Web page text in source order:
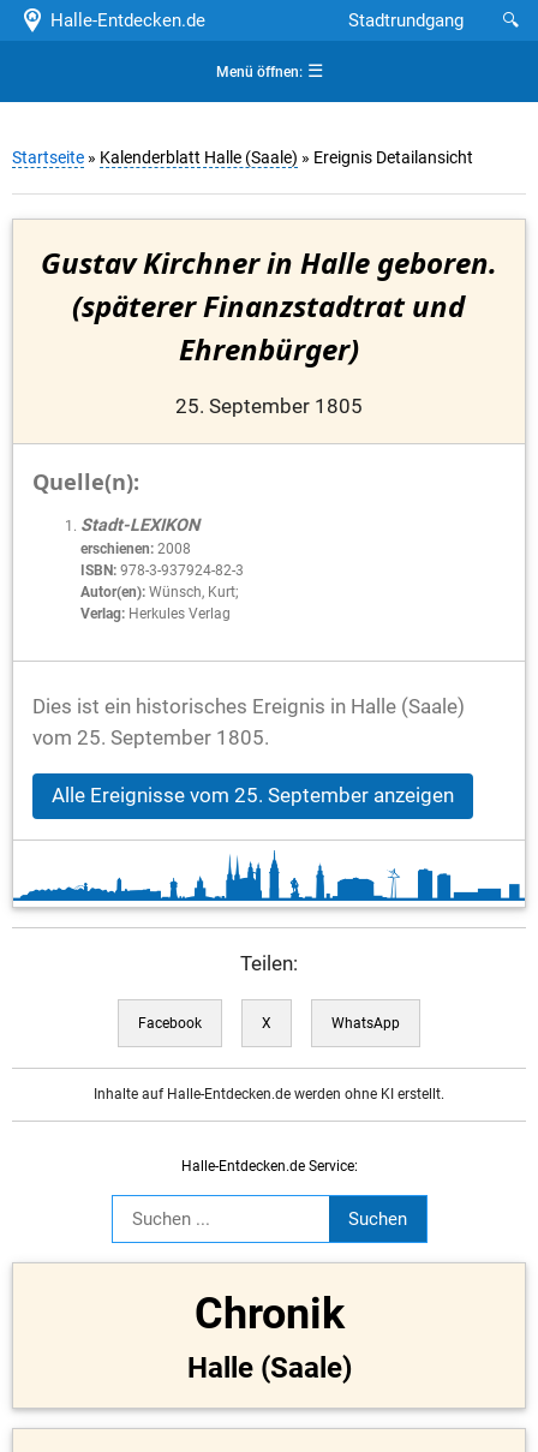
Halle-Entdecken.de 🔍
Stadtrundgang
Menü öffnen:☰
Startseite » Kalenderblatt Halle (Saale) » Ereignis Detailansicht
Gustav Kirchner in Halle geboren.
(späterer Finanzstadtrat und
Ehrenbürger)
25. September 1805
Quelle(n):
Stadt-LEXIKON
erschienen: 2008
ISBN: 978-3-937924-82-3
Autor(en): Wünsch, Kurt;
Verlag: Herkules Verlag
Dies ist ein historisches Ereignis in Halle (Saale)
vom 25. September 1805.
Alle Ereignisse vom 25. September anzeigen
Teilen:
Facebook X WhatsApp
Inhalte auf Halle-Entdecken.de werden ohne KI erstellt.
Halle-Entdecken.de Service:
Chronik
Halle (Saale)